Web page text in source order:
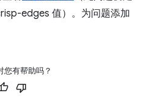
edges 值）。为问题添加
您有帮助吗？